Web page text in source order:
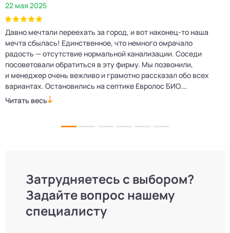
22 мая 2025
Давно мечтали переехать за город, и вот наконец‑то наша
мечта сбылась! Единственное, что немного омрачало
радость — отсутствие нормальной канализации. Соседи
посоветовали обратиться в эту фирму. Мы позвонили,
и менеджер очень вежливо и грамотно рассказал обо всех
вариантах. Остановились на септике Евролос БИО.
Монтажники приехали вовремя, установили всё быстро
Читать весь
Затрудняетесь с выбором?
Задайте вопрос нашему
специалисту